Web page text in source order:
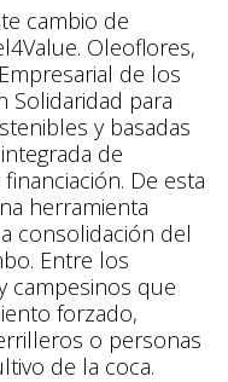
cambio de
Oleoflores,
de los
Solidaridad para
y basadas
de
De esta
herramienta
consolidación del
Entre los
campesinos que
forzado,
o personas
de la coca.